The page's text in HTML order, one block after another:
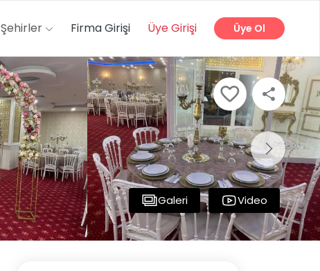
Şehirler Firma Girişi Üye Girişi Üye Ol
Galeri Video